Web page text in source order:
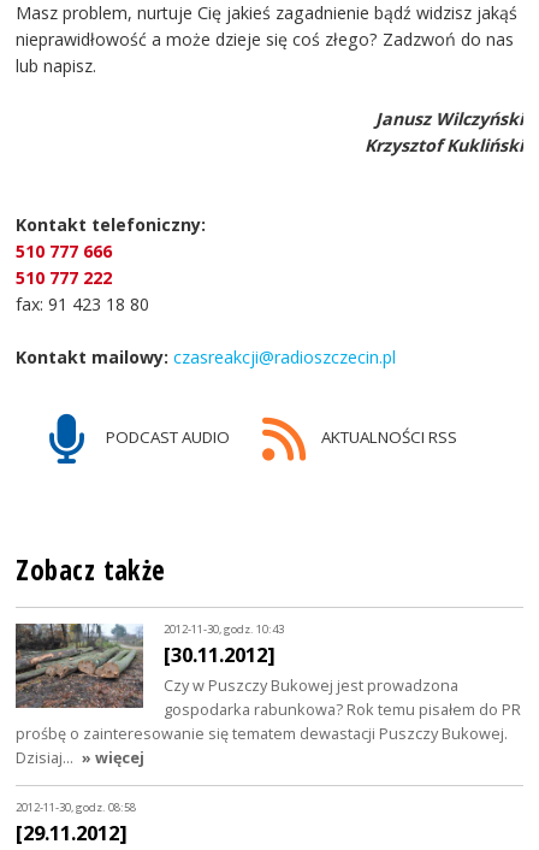
Masz problem, nurtuje Cię jakieś zagadnienie bądź widzisz jakąś
nieprawidłowość a może dzieje się coś złego? Zadzwoń do nas
lub napisz.
Janusz Wilczyński
Krzysztof Kukliński
Kontakt telefoniczny:
510 777 666
510 777 222
fax: 91 423 18 80
Kontakt mailowy: czasreakcji@radioszczecin.pl
PODCAST AUDIO AKTUALNOŚCI RSS
Zobacz także
2012-11-30, godz. 10:43
[30.11.2012]
Czy w Puszczy Bukowej jest prowadzona
gospodarka rabunkowa? Rok temu pisałem do PR
prośbę o zainteresowanie się tematem dewastacji Puszczy Bukowej.
Dzisiaj… » więcej
2012-11-30, godz. 08:58
[29.11.2012]